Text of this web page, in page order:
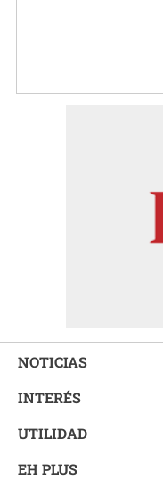
NOTICIAS
INTERÉS
UTILIDAD
EH PLUS